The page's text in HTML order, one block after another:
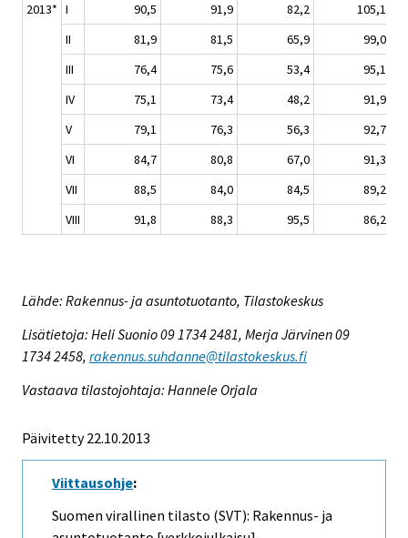
2013* I 90,5 91,9 82,2
105,1
II
81,9 81,5 65,9
99,0
III
76,4 75,6 53,4
95,1
IV
75,1 73,4 48,2
91,9
V
79,1 76,3 56,3
92,7
VI
84,7 80,8 67,0
91,3
VII
88,5 84,0 84,5
89,2
VIII
91,8 88,3 95,5 86,2
Lähde: Rakennus- ja asuntotuotanto, Tilastokeskus
Lisätietoja: Heli Suonio 09 1734 2481, Merja Järvinen 09
1734 2458, rakennus.suhdanne@tilastokeskus.fi
Vastaava tilastojohtaja: Hannele Orjala
Päivitetty 22.10.2013
Viittausohje:
Suomen virallinen tilasto (SVT): Rakennus- ja